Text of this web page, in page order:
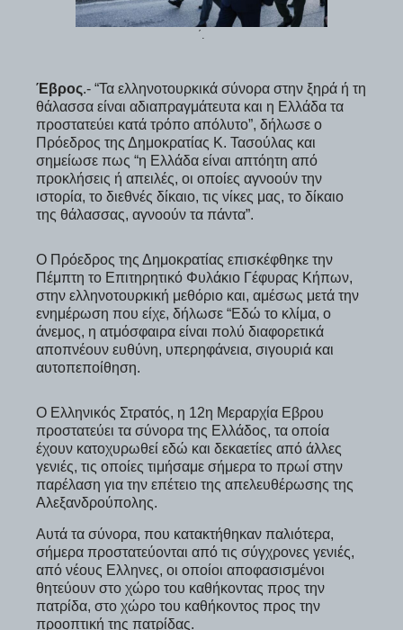
΄.
Έβρος.- “Τα ελληνοτουρκικά σύνορα στην ξηρά ή τη
θάλασσα είναι αδιαπραγμάτευτα και η Ελλάδα τα
προστατεύει κατά τρόπο απόλυτο”, δήλωσε ο
Πρόεδρος της Δημοκρατίας Κ. Τασούλας και
σημείωσε πως “η Ελλάδα είναι απτόητη από
προκλήσεις ή απειλές, οι οποίες αγνοούν την
ιστορία, το διεθνές δίκαιο, τις νίκες μας, το δίκαιο
της θάλασσας, αγνοούν τα πάντα”.
Ο Πρόεδρος της Δημοκρατίας επισκέφθηκε την
Πέμπτη το Επιτηρητικό Φυλάκιο Γέφυρας Κήπων,
στην ελληνοτουρκική μεθόριο και, αμέσως μετά την
ενημέρωση που είχε, δήλωσε “Εδώ το κλίμα, ο
άνεμος, η ατμόσφαιρα είναι πολύ διαφορετικά
αποπνέουν ευθύνη, υπερηφάνεια, σιγουριά και
αυτοπεποίθηση.
Ο Ελληνικός Στρατός, η 12η Μεραρχία Εβρου
προστατεύει τα σύνορα της Ελλάδος, τα οποία
έχουν κατοχυρωθεί εδώ και δεκαετίες από άλλες
γενιές, τις οποίες τιμήσαμε σήμερα το πρωί στην
παρέλαση για την επέτειο της απελευθέρωσης της
Αλεξανδρούπολης.
Αυτά τα σύνορα, που κατακτήθηκαν παλιότερα,
σήμερα προστατεύονται από τις σύγχρονες γενιές,
από νέους Ελληνες, οι οποίοι αποφασισμένοι
θητεύουν στο χώρο του καθήκοντας προς την
πατρίδα, στο χώρο του καθήκοντος προς την
προοπτική της πατρίδας.